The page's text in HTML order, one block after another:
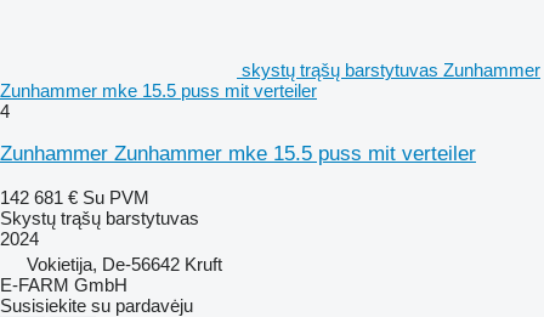
skystų trąšų barstytuvas Zunhammer
Zunhammer mke 15.5 puss mit verteiler
4
Zunhammer Zunhammer mke 15.5 puss mit verteiler
142 681 € Su PVM
Skystų trąšų barstytuvas
2024
Vokietija, De-56642 Kruft
E-FARM GmbH
Susisiekite su pardavėju